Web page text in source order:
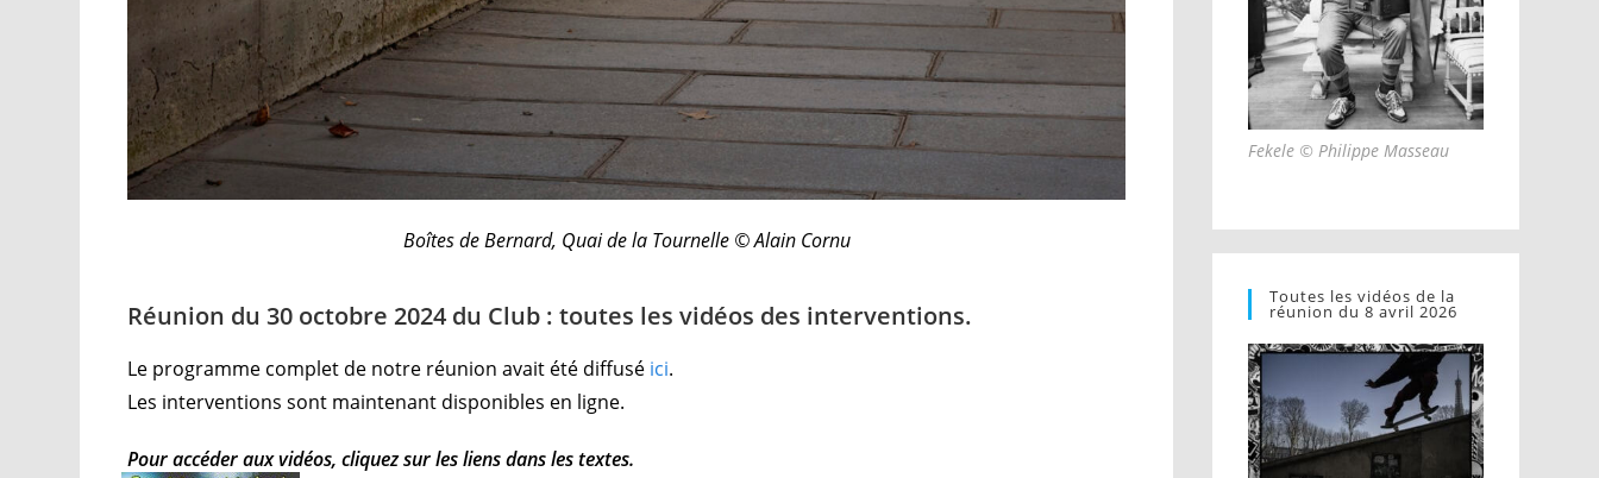
Boîtes de Bernard, Quai de la Tournelle © Alain Cornu
Réunion du 30 octobre 2024 du Club : toutes les vidéos des interventions.
Le programme complet de notre réunion avait été diffusé ici.
Les interventions sont maintenant disponibles en ligne.
Pour accéder aux vidéos, cliquez sur les liens dans les textes.
Fekele © Philippe Masseau
Toutes les vidéos de la
réunion du 8 avril 2026